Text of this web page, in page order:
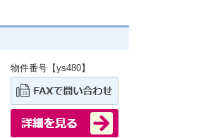
物件番号【ys480】